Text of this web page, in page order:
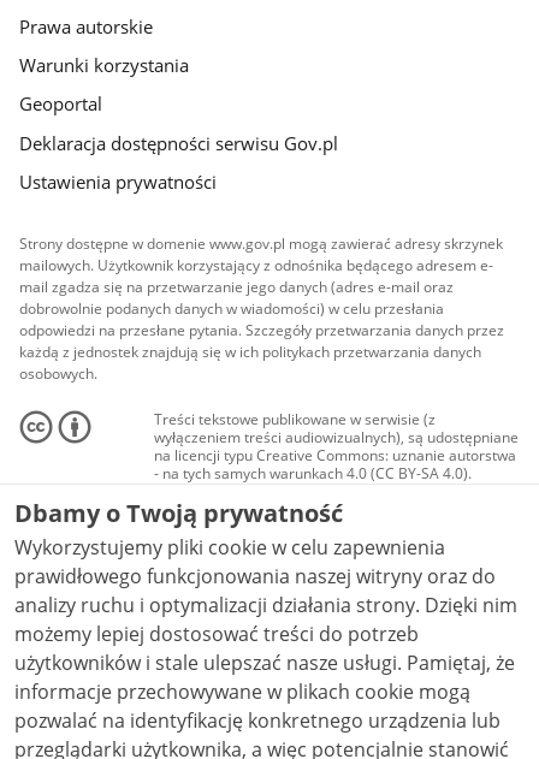
Prawa autorskie
Warunki korzystania
Geoportal
Deklaracja dostępności serwisu Gov.pl
Ustawienia prywatności
Strony dostępne w domenie www.gov.pl mogą zawierać adresy skrzynek
mailowych. Użytkownik korzystający z odnośnika będącego adresem e-
mail zgadza się na przetwarzanie jego danych (adres e-mail oraz
dobrowolnie podanych danych w wiadomości) w celu przesłania
odpowiedzi na przesłane pytania. Szczegóły przetwarzania danych przez
każdą z jednostek znajdują się w ich politykach przetwarzania danych
osobowych.
Treści tekstowe publikowane w serwisie (z
wyłączeniem treści audiowizualnych), są udostępniane
na licencji typu Creative Commons: uznanie autorstwa
- na tych samych warunkach 4.0 (CC BY-SA 4.0).
Materiały audiowizualne, w tym zdjęcia, materiały
audio i wideo, są udostępniane na licencji typu
Creative Commons: uznanie autorstwa użycie
niekomercyjne - bez utworów zależnych 4.0 (CC BY-
NC-ND 4.0), o ile nie jest to stwierdzone inaczej.
Dbamy o Twoją prywatność
Wykorzystujemy pliki cookie w celu zapewnienia
prawidłowego funkcjonowania naszej witryny oraz do
analizy ruchu i optymalizacji działania strony. Dzięki nim
możemy lepiej dostosować treści do potrzeb
użytkowników i stale ulepszać nasze usługi. Pamiętaj, że
informacje przechowywane w plikach cookie mogą
pozwalać na identyfikację konkretnego urządzenia lub
przeglądarki użytkownika, a więc potencjalnie stanowić